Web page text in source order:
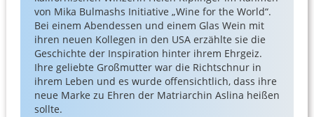
von Mika Bulmashs Initiative „Wine for the World“.
Bei einem Abendessen und einem Glas Wein mit
ihren neuen Kollegen in den USA erzählte sie die
Geschichte der Inspiration hinter ihrem Ehrgeiz.
Ihre geliebte Großmutter war die Richtschnur in
ihrem Leben und es wurde offensichtlich, dass ihre
neue Marke zu Ehren der Matriarchin Aslina heißen
sollte.